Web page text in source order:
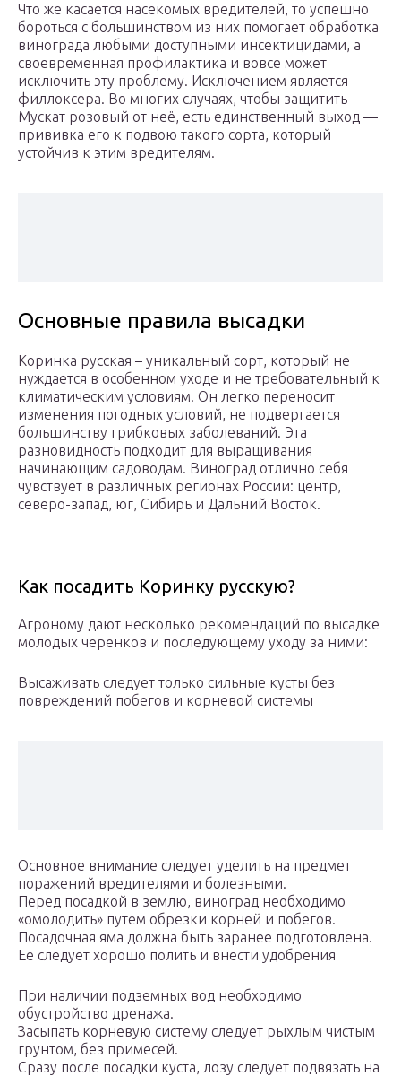
Что же касается насекомых вредителей, то успешно
бороться с большинством из них помогает обработка
винограда любыми доступными инсектицидами, а
своевременная профилактика и вовсе может
исключить эту проблему. Исключением является
филлоксера. Во многих случаях, чтобы защитить
Мускат розовый от неё, есть единственный выход —
прививка его к подвою такого сорта, который
устойчив к этим вредителям.
Основные правила высадки
Коринка русская – уникальный сорт, который не
нуждается в особенном уходе и не требовательный к
климатическим условиям. Он легко переносит
изменения погодных условий, не подвергается
большинству грибковых заболеваний. Эта
разновидность подходит для выращивания
начинающим садоводам. Виноград отлично себя
чувствует в различных регионах России: центр,
северо-запад, юг, Сибирь и Дальний Восток.
Как посадить Коринку русскую?
Агроному дают несколько рекомендаций по высадке
молодых черенков и последующему уходу за ними:
Высаживать следует только сильные кусты без
повреждений побегов и корневой системы
Основное внимание следует уделить на предмет
поражений вредителями и болезными.
Перед посадкой в землю, виноград необходимо
«омолодить» путем обрезки корней и побегов.
Посадочная яма должна быть заранее подготовлена.
Ее следует хорошо полить и внести удобрения
При наличии подземных вод необходимо
обустройство дренажа.
Засыпать корневую систему следует рыхлым чистым
грунтом, без примесей.
Сразу после посадки куста, лозу следует подвязать на